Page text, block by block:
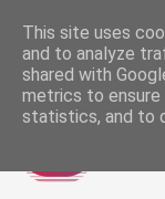
This site uses
and to analyze
shared with
metrics to ensure
statistics, and to